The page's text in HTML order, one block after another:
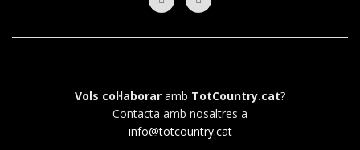
Vols col·laborar amb TotCountry.cat?
Contacta amb nosaltres a
info@totcountry.cat